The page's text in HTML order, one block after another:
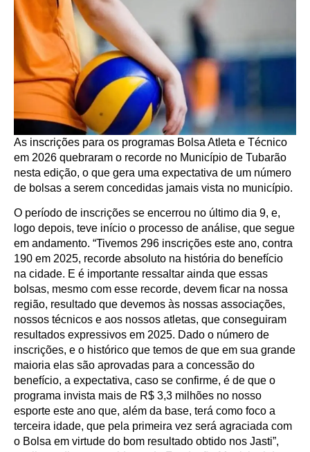
As inscrições para os programas Bolsa Atleta e Técnico
em 2026 quebraram o recorde no Município de Tubarão
nesta edição, o que gera uma expectativa de um número
de bolsas a serem concedidas jamais vista no município.
O período de inscrições se encerrou no último dia 9, e,
logo depois, teve início o processo de análise, que segue
em andamento. “Tivemos 296 inscrições este ano, contra
190 em 2025, recorde absoluto na história do benefício
na cidade. E é importante ressaltar ainda que essas
bolsas, mesmo com esse recorde, devem ficar na nossa
região, resultado que devemos às nossas associações,
nossos técnicos e aos nossos atletas, que conseguiram
resultados expressivos em 2025. Dado o número de
inscrições, e o histórico que temos de que em sua grande
maioria elas são aprovadas para a concessão do
benefício, a expectativa, caso se confirme, é de que o
programa invista mais de R$ 3,3 milhões no nosso
esporte este ano que, além da base, terá como foco a
terceira idade, que pela primeira vez será agraciada com
o Bolsa em virtude do bom resultado obtido nos Jasti”,